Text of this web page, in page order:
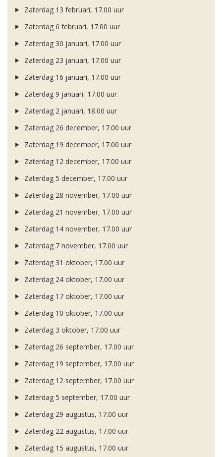
Zaterdag 13 februari, 17.00 uur
Zaterdag 6 februari, 17.00 uur
Zaterdag 30 januari, 17.00 uur
Zaterdag 23 januari, 17.00 uur
Zaterdag 16 januari, 17.00 uur
Zaterdag 9 januari, 17.00 uur
Zaterdag 2 januari, 18.00 uur
Zaterdag 26 december, 17.00 uur
Zaterdag 19 december, 17.00 uur
Zaterdag 12 december, 17.00 uur
Zaterdag 5 december, 17.00 uur
Zaterdag 28 november, 17.00 uur
Zaterdag 21 november, 17.00 uur
Zaterdag 14 november, 17.00 uur
Zaterdag 7 november, 17.00 uur
Zaterdag 31 oktober, 17.00 uur
Zaterdag 24 oktober, 17.00 uur
Zaterdag 17 oktober, 17.00 uur
Zaterdag 10 oktober, 17.00 uur
Zaterdag 3 oktober, 17.00 uur
Zaterdag 26 september, 17.00 uur
Zaterdag 19 september, 17.00 uur
Zaterdag 12 september, 17.00 uur
Zaterdag 5 september, 17.00 uur
Zaterdag 29 augustus, 17.00 uur
Zaterdag 22 augustus, 17.00 uur
Zaterdag 15 augustus, 17.00 uur